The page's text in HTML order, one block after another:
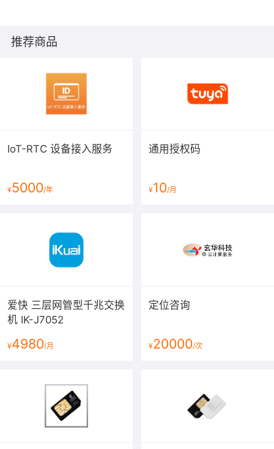
推荐商品
IoT-RTC 设备接入服务
¥5000/年
通用授权码
¥10/月
爱快 三层网管型千兆交换
机 IK-J7052
¥4980/月
定位咨询
¥20000/次